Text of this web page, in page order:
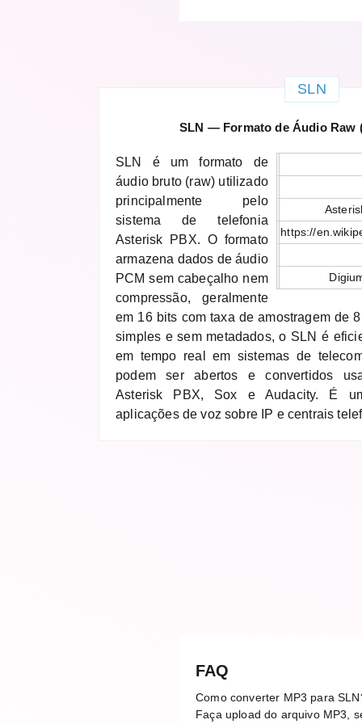
SLN
SLN — Formato de Áudio Raw
https://
SLN é um formato de
áudio bruto (raw) utilizado
principalmente pelo
sistema de telefonia
Asterisk PBX. O formato
armazena dados de áudio
PCM sem cabeçalho nem
compressão, geralmente
em 16 bits com taxa de amostragem de
simples e sem metadados, o SLN é
em tempo real em sistemas de
podem ser abertos e convertidos
Asterisk PBX, Sox e Audacity. É
aplicações de voz sobre IP e centrais
FAQ
Como converter MP3 para
Faça upload do arquivo MP3,